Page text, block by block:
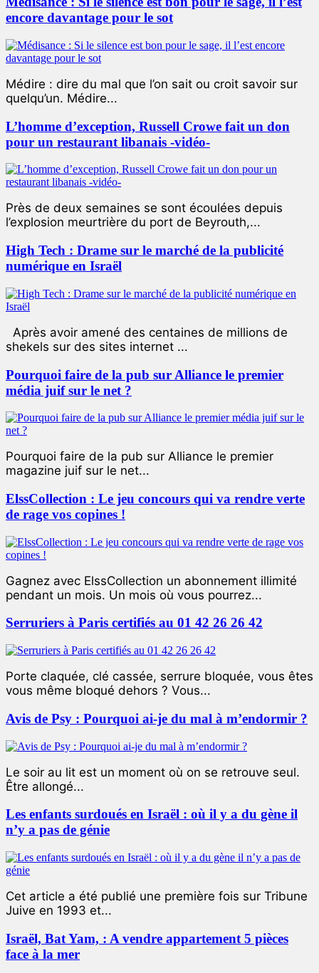
encore davantage pour le sot
Médire : dire du mal que l’on sait ou croit savoir sur
quelqu’un. Médire...
L’homme d’exception, Russell Crowe fait un don
pour un restaurant libanais -vidéo-
Près de deux semaines se sont écoulées depuis
l’explosion meurtrière du port de Beyrouth,...
High Tech : Drame sur le marché de la publicité
numérique en Israël
Après avoir amené des centaines de millions de
shekels sur des sites internet ...
Pourquoi faire de la pub sur Alliance le premier
média juif sur le net ?
Pourquoi faire de la pub sur Alliance le premier
magazine juif sur le net...
ElssCollection : Le jeu concours qui va rendre verte
de rage vos copines !
Gagnez avec ElssCollection un abonnement illimité
pendant un mois. Un mois où vous pourrez...
Serruriers à Paris certifiés au 01 42 26 26 42
Porte claquée, clé cassée, serrure bloquée, vous êtes
vous même bloqué dehors ? Vous...
Avis de Psy : Pourquoi ai-je du mal à m’endormir ?
Le soir au lit est un moment où on se retrouve seul.
Être allongé...
Les enfants surdoués en Israël : où il y a du gène il
n’y a pas de génie
Cet article a été publié une première fois sur Tribune
Juive en 1993 et...
Israël, Bat Yam, : A vendre appartement 5 pièces
face à la mer